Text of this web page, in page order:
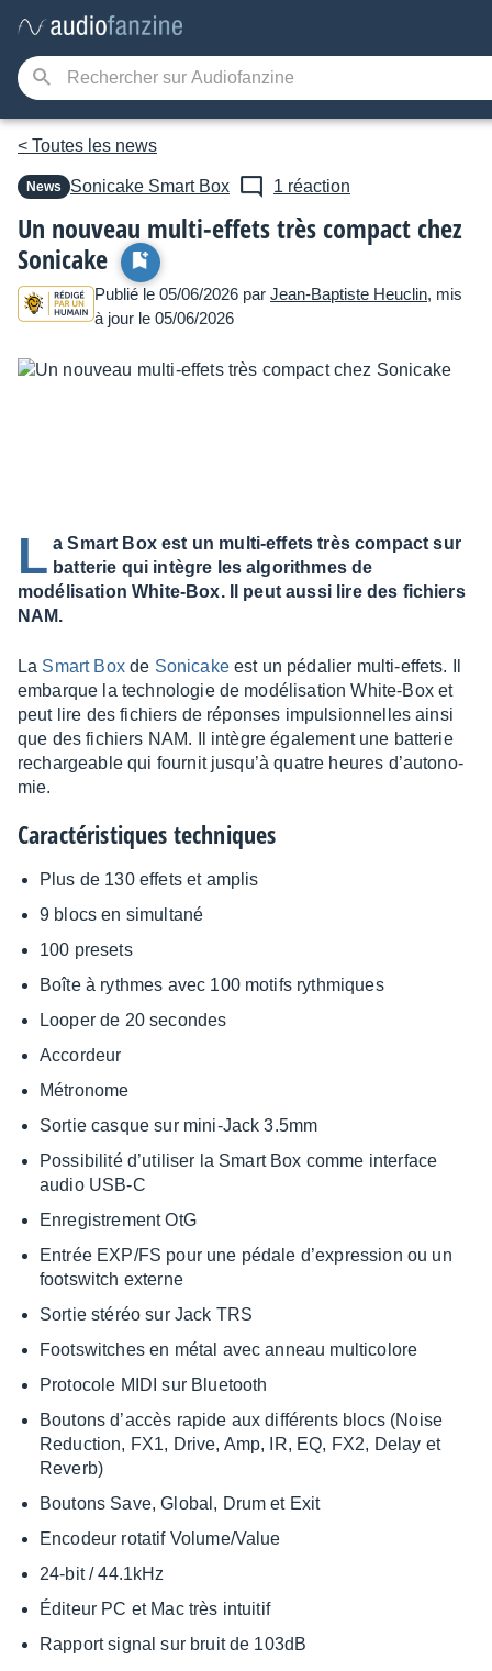
< Toutes les news
News Sonicake Smart Box 1 réaction
Un nouveau multi-effets très compact chez
Sonicake
Publié le 05/06/2026 par Jean-Baptiste Heuclin, mis
à jour le 05/06/2026
L a Smart Box est un multi-effets très compact sur
batterie qui intègre les algorithmes de
modélisation White-Box. Il peut aussi lire des fichiers
NAM.
La Smart Boxde Soni­cakeest un péda­lier multi-effets. Il
embarque la tech­no­lo­gie de modé­li­sa­tion White-Box et
peut lire des fichiers de réponses impul­sion­nelles ainsi
que des fichiers NAM. Il intègre égale­ment une batte­rie
rechar­geable qui four­nit jusqu’à quatre heures d’au­to­no­
mie.
Carac­té­ris­tiques tech­niques
Plus de 130 effets et amplis
9 blocs en simul­tané
100 presets
Boîte à rythmes avec 100 motifs ryth­miques
Looper de 20 secondes
Accor­deur
Métro­nome
Sortie casque sur mini-Jack 3.5mm
Possi­bi­lité d’uti­li­ser la Smart Box comme inter­face
audio USB-C
Enre­gis­tre­ment OtG
Entrée EXP/FS pour une pédale d’ex­pres­sion ou un
foots­witch externe
Sortie stéréo sur Jack TRS
Foots­witches en métal avec anneau multi­co­lore
Proto­cole MIDI sur Blue­tooth
Boutons d’ac­cès rapide aux diffé­rents blocs (Noise
Reduc­tion, FX1, Drive, Amp, IR, EQ, FX2, Delay et
Reverb)
Boutons Save, Global, Drum et Exit
Enco­deur rota­tif Volume/Value
24-bit / 44.1kHz
Éditeur PC et Mac très intui­tif
Rapport signal sur bruit de 103dB